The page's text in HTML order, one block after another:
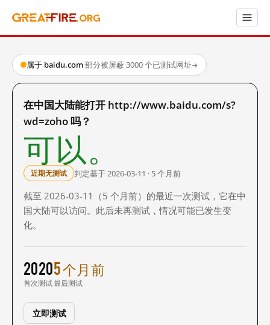
属于 baidu.com·部分被屏蔽·3000 个已测试网址→
在中国大陆能打开 http://www.baidu.com/s?
wd=zoho 吗？
可以。
近期无测试 判定基于 2026-03-11 · 5 个月前
截至 2026-03-11（5 个月前）的最近一次测试，它在中
国大陆可以访问。此后未再测试，情况可能已发生变
化。
2020
首次测试
5 个月前
最后测试
立即测试